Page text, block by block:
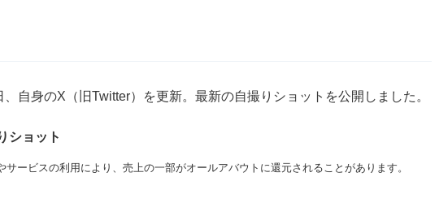
自身のX（旧Twitter）を更新。最新の自撮りショットを公開しました。
ショット
ービスの利用により、売上の一部がオールアバウトに還元されることがあります。